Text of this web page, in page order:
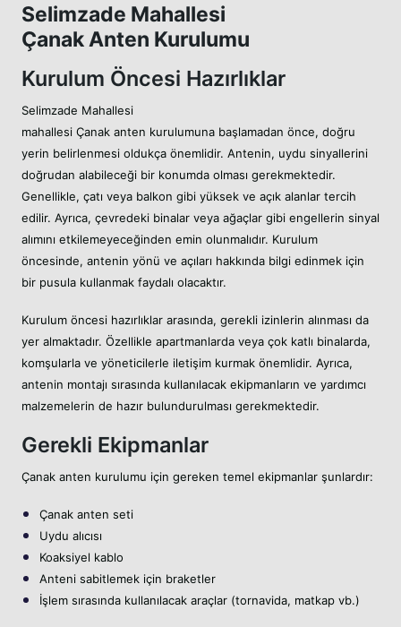
Selimzade Mahallesi
Çanak Anten Kurulumu
Kurulum Öncesi Hazırlıklar
Selimzade Mahallesi
mahallesi Çanak anten kurulumuna başlamadan önce, doğru
yerin belirlenmesi oldukça önemlidir. Antenin, uydu sinyallerini
doğrudan alabileceği bir konumda olması gerekmektedir.
Genellikle, çatı veya balkon gibi yüksek ve açık alanlar tercih
edilir. Ayrıca, çevredeki binalar veya ağaçlar gibi engellerin sinyal
alımını etkilemeyeceğinden emin olunmalıdır. Kurulum
öncesinde, antenin yönü ve açıları hakkında bilgi edinmek için
bir pusula kullanmak faydalı olacaktır.
Kurulum öncesi hazırlıklar arasında, gerekli izinlerin alınması da
yer almaktadır. Özellikle apartmanlarda veya çok katlı binalarda,
komşularla ve yöneticilerle iletişim kurmak önemlidir. Ayrıca,
antenin montajı sırasında kullanılacak ekipmanların ve yardımcı
malzemelerin de hazır bulundurulması gerekmektedir.
Gerekli Ekipmanlar
Çanak anten kurulumu için gereken temel ekipmanlar şunlardır:
Çanak anten seti
Uydu alıcısı
Koaksiyel kablo
Anteni sabitlemek için braketler
İşlem sırasında kullanılacak araçlar (tornavida, matkap vb.)